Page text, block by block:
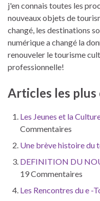
j'en connais toutes les
nouveaux objets de
changé, les destinations
numérique a changé la
renouveler le tourisme
professionnelle!
Articles les plus
Les Jeunes et la
Commentaires
Une brève histoire du
DEFINITION DU
19 Commentaires
Les Rencontres du e -